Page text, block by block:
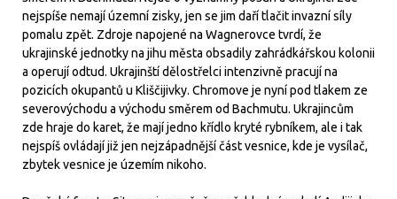
nejspíše nemají územní zisky, jen se jim daří tlačit invazní síly
pomalu zpět. Zdroje napojené na Wagnerovce tvrdí, že
ukrajinské jednotky na jihu města obsadily zahrádkářskou kolonii
a operují odtud. Ukrajinští dělostřelci intenzivně pracují na
pozicích okupantů u Kliščijivky. Chromove je nyní pod tlakem ze
severovýchodu a východu směrem od Bachmutu. Ukrajincům
zde hraje do karet, že mají jedno křídlo kryté rybníkem, ale i tak
nejspíš ovládají již jen nejzápadnější část vesnice, kde je vysílač,
zbytek vesnice je územím nikoho.